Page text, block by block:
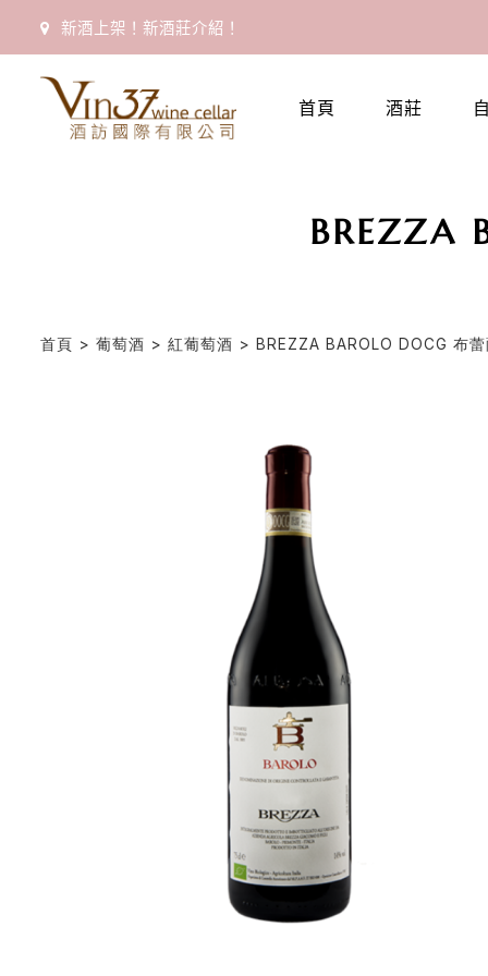
新酒上架！新酒莊介紹！
首頁 酒莊
BREZZA
首頁 > 葡萄酒 > 紅葡萄酒 > BREZZA BAROLO DOCG 布